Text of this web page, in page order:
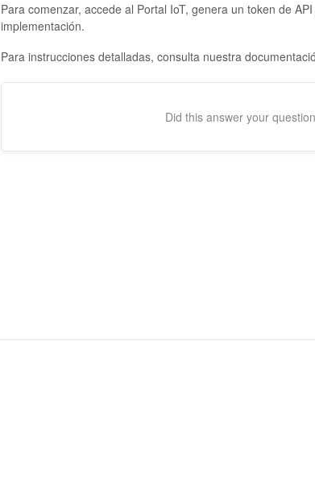
Para comenzar, accede al Portal IoT, genera un token de
implementación.
Para instrucciones detalladas, consulta nuestra
Did this answer your